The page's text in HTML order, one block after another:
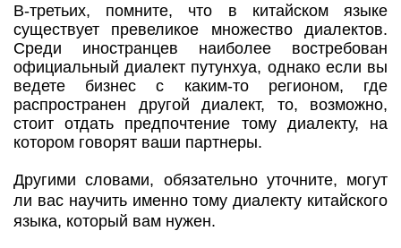
В-третьих, помните, что в китайском языке
существует превеликое множество диалектов.
Среди иностранцев наиболее востребован
официальный диалект путунхуа, однако если вы
ведете бизнес с каким-то регионом, где
распространен другой диалект, то, возможно,
стоит отдать предпочтение тому диалекту, на
котором говорят ваши партнеры.
Другими словами, обязательно уточните, могут
ли вас научить именно тому диалекту китайского
языка, который вам нужен.